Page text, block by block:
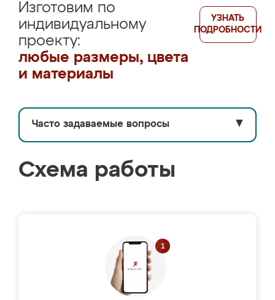
Изготовим по
индивидуальному
проекту:
любые размеры, цвета
и материалы
УЗНАТЬ
ПОДРОБНОСТИ
Часто задаваемые вопросы ▼
Схема работы